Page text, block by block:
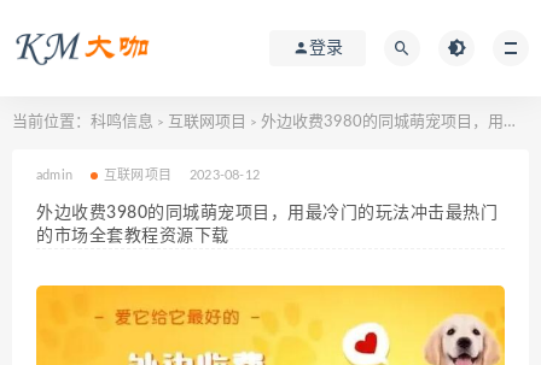
登录
当前位置： 科鸣信息 > 互联网项目 > 外边收费3980的同城萌宠项目，用最冷门的玩法冲击最热门的市场全套教程资源下载
admin 互联网项目 2023-08-12
外边收费3980的同城萌宠项目，用最冷门的玩法冲击最热门
的市场全套教程资源下载